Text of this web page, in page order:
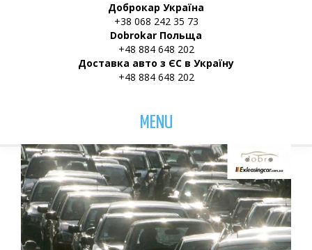
Доброкар Україна
+38 068 242 35 73
Dobrokar Польща
+48 884 648 202
Доставка авто з ЄС в Україну
+48 884 648 202
MENU